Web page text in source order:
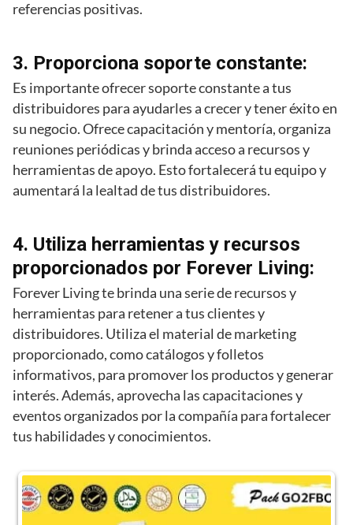
referencias positivas.
3. Proporciona soporte constante:
Es importante ofrecer soporte constante a tus
distribuidores para ayudarles a crecer y tener éxito en
su negocio. Ofrece capacitación y mentoría, organiza
reuniones periódicas y brinda acceso a recursos y
herramientas de apoyo. Esto fortalecerá tu equipo y
aumentará la lealtad de tus distribuidores.
4. Utiliza herramientas y recursos
proporcionados por Forever Living:
Forever Living te brinda una serie de recursos y
herramientas para retener a tus clientes y
distribuidores. Utiliza el material de marketing
proporcionado, como catálogos y folletos
informativos, para promover los productos y generar
interés. Además, aprovecha las capacitaciones y
eventos organizados por la compañía para fortalecer
tus habilidades y conocimientos.